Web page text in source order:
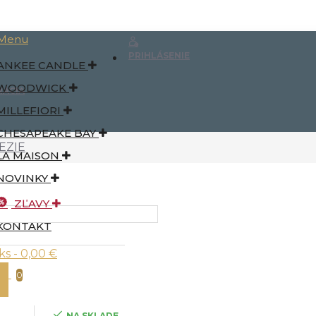
CANDLE
BAY
MAISON
ZĽAVY
- 0,00 €
0
PRIHLÁSENIE